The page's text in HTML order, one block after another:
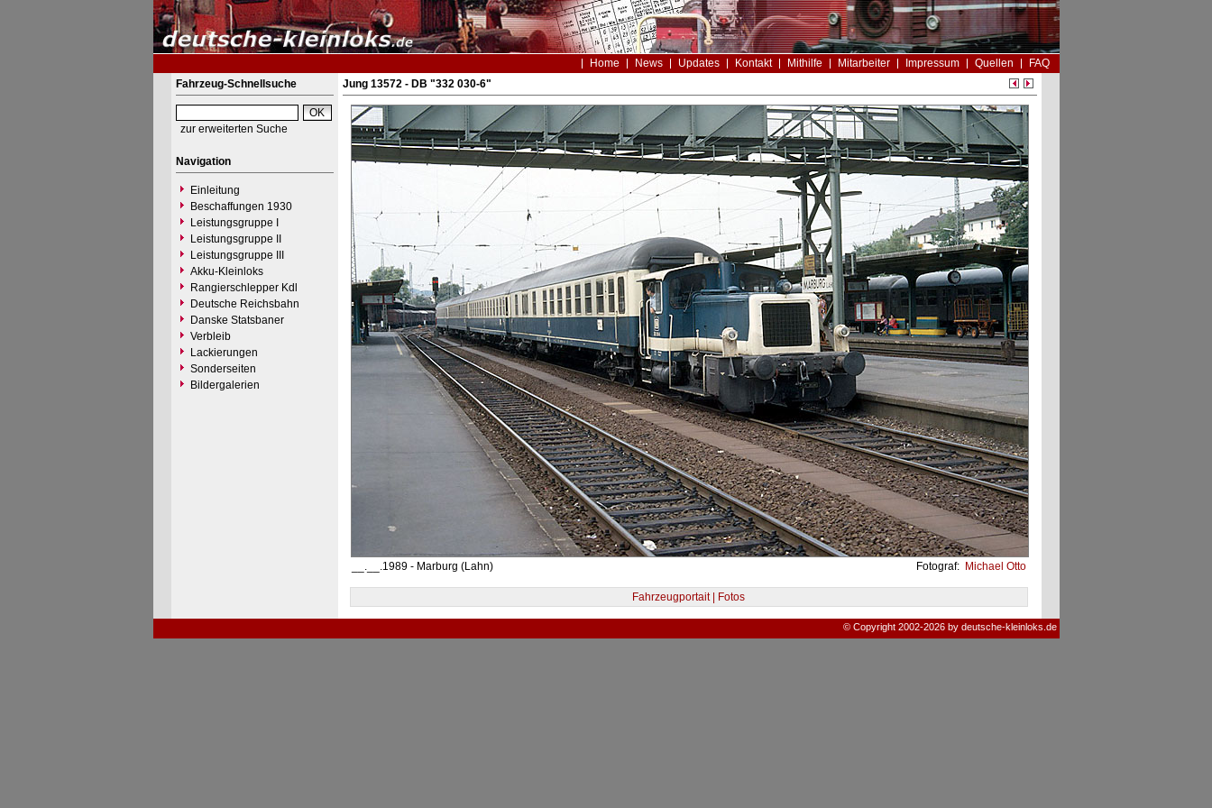
Home News Updates Kontakt Mithilfe Mitarbeiter Impressum Quellen
FAQ
Fahrzeug-Schnellsuche
zur erweiterten Suche
Navigation
Einleitung
Beschaffungen 1930
Leistungsgruppe I
Leistungsgruppe II
Leistungsgruppe III
Akku-Kleinloks
Rangierschlepper Kdl
Deutsche Reichsbahn
Danske Statsbaner
Verbleib
Lackierungen
Sonderseiten
Bildergalerien
Jung 13572 - DB "332 030-6"
__.__.1989 - Marburg (Lahn) Fotograf: Michael Otto
Fahrzeugportait | Fotos
© Copyright 2002-2026 by deutsche-kleinloks.de